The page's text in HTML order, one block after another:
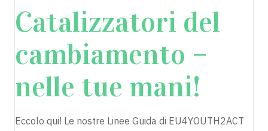
Catalizzatori del
cambiamento –
nelle tue mani!
Eccolo qui! Le nostre Linee Guida di EU4YOUTH2ACT